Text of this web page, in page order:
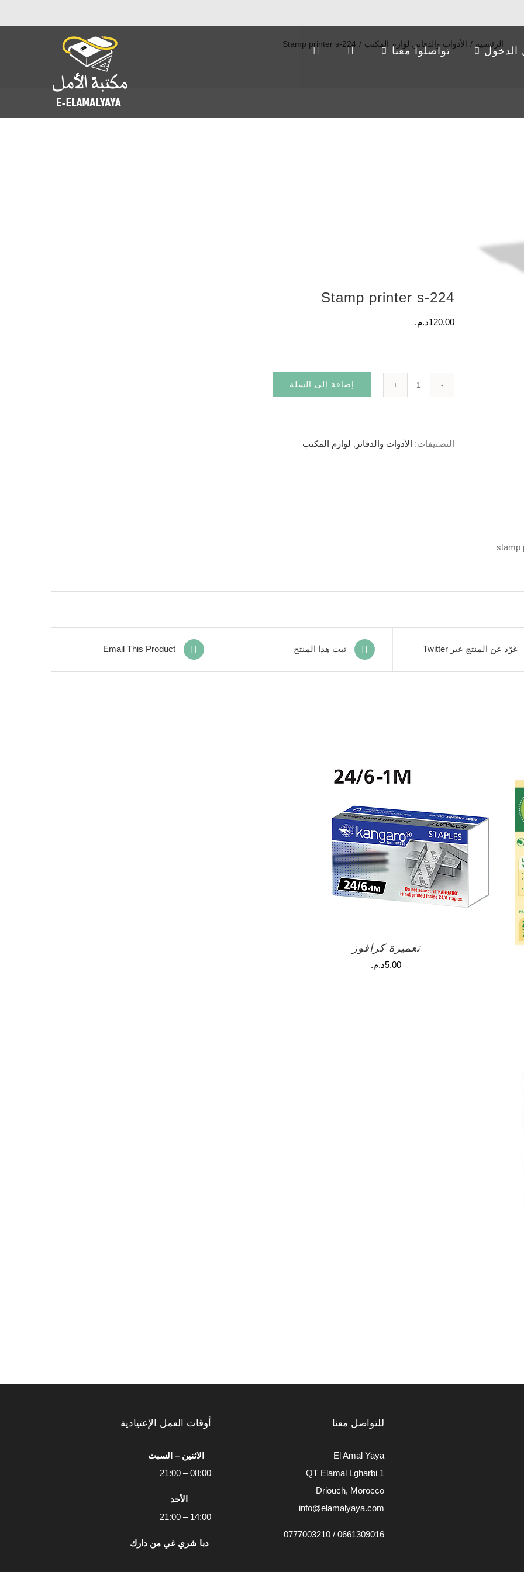
الدخول تواصلوا معنا
الرئيسية / الأدوات والدفاتر لوازم المكتب /
Stamp printer s-224
Stamp printer s-224
120.00د.م.
إضافة إلى السلة
التصنيفات: الأدوات والدفاتر , لوازم المكتب
stamp
غرّد عن المنتج عبر Twitter ثبت هذا المنتج Email This Product
تعميرة كرافوز
5.00د.م.
للتواصل معنا
El Amal Yaya
QT Elamal Lgharbi 1
Driouch, Morocco
info@elamalyaya.com
0661309016 / 0777003210
أوقات العمل الإعتيادية
الاثنين – السبت
08:00 – 21:00
الأحد
14:00 – 21:00
دبا شري غي من دارك